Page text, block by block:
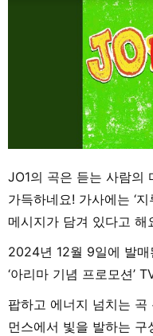
JO1의 곡은 듣는 사람의
가득하네요! 가사에는 ‘
메시지가 담겨 있다고 해
2024년 12월 9일에 발
‘아리마 기념 프로모션’
팝하고 에너지 넘치는
먼스에서 빛을 발하는 구